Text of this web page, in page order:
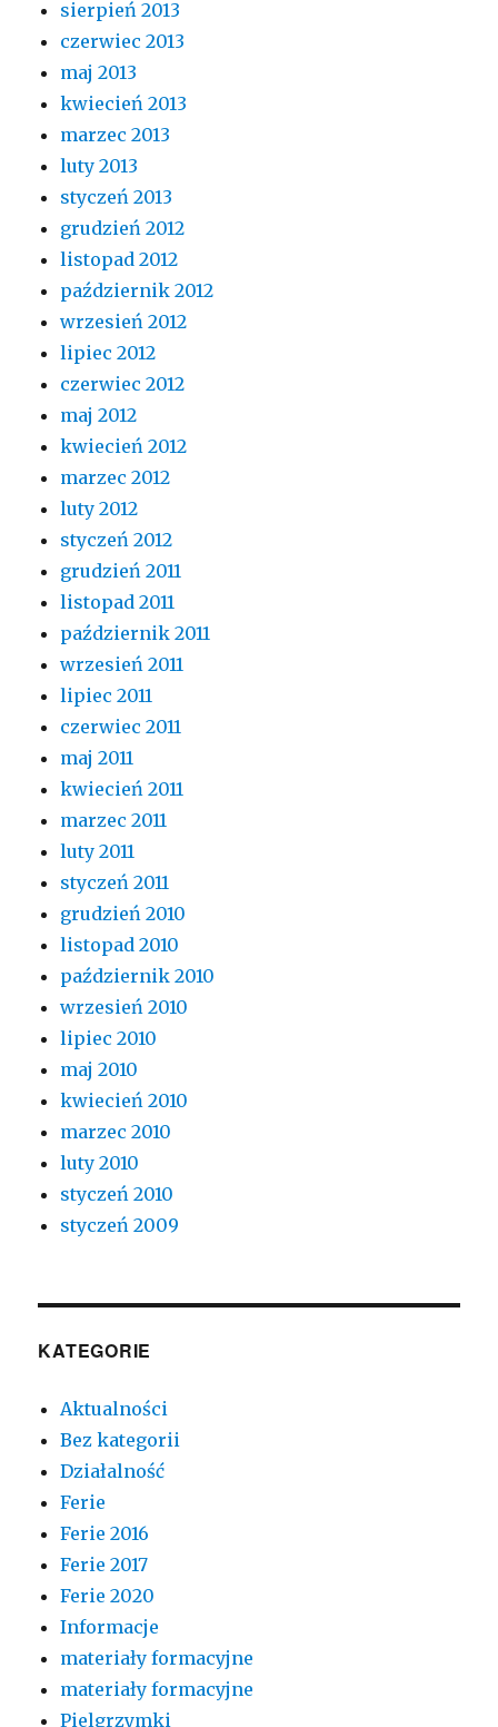
sierpień 2013
czerwiec 2013
maj 2013
kwiecień 2013
marzec 2013
luty 2013
styczeń 2013
grudzień 2012
listopad 2012
październik 2012
wrzesień 2012
lipiec 2012
czerwiec 2012
maj 2012
kwiecień 2012
marzec 2012
luty 2012
styczeń 2012
grudzień 2011
listopad 2011
październik 2011
wrzesień 2011
lipiec 2011
czerwiec 2011
maj 2011
kwiecień 2011
marzec 2011
luty 2011
styczeń 2011
grudzień 2010
listopad 2010
październik 2010
wrzesień 2010
lipiec 2010
maj 2010
kwiecień 2010
marzec 2010
luty 2010
styczeń 2010
styczeń 2009
KATEGORIE
Aktualności
Bez kategorii
Działalność
Ferie
Ferie 2016
Ferie 2017
Ferie 2020
Informacje
materiały formacyjne
materiały formacyjne
Pielgrzymki